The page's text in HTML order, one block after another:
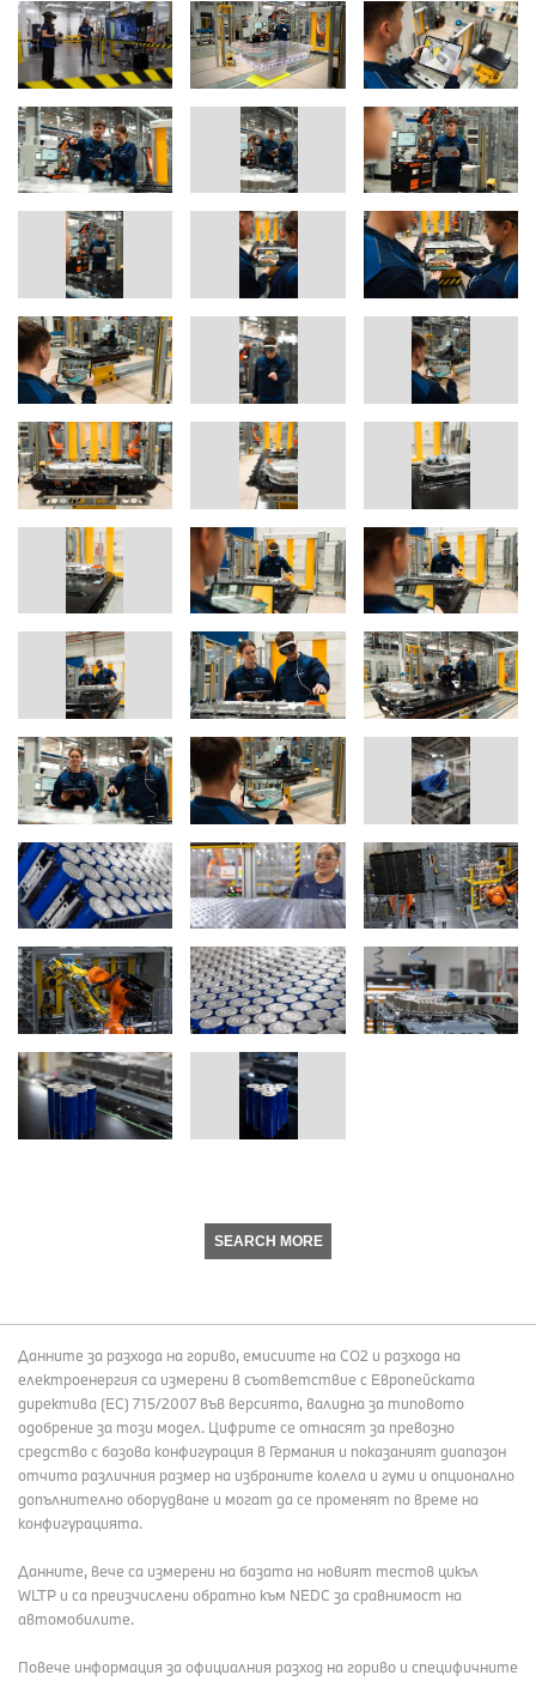
SEARCH MORE
Данните за разхода на гориво, емисиите на СО2 и разхода на
електроенергия са измерени в съответствие с Европейската
директива (EC) 715/2007 във версията, валидна за типовото
одобрение за този модел. Цифрите се отнасят за превозно
средство с базова конфигурация в Германия и показаният диапазон
отчита различния размер на избраните колела и гуми и опционално
допълнително оборудване и могат да се променят по време на
конфигурацията.
Данните, вече са измерени на базата на новият тестов цикъл
WLTP и са преизчислени обратно към NEDC за сравнимост на
автомобилите.
Повече информация за официалния разход на гориво и специфичните